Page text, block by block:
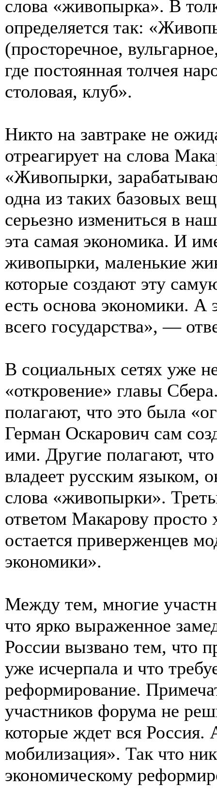
слова «живопырка». В
определяется так:
(просторечное,
где постоянная толчея
столовая, клуб».
Никто на завтраке не
отреагирует на слова
«Живопырки,
одна из таких базовых
серьезно измениться в
эта самая экономика. И
живопырки, маленькие
которые создают эту
есть основа экономики. А
всего государства», —
В социальных сетях уже
«откровение» главы
полагают, что это была
Герман Оскарович сам
ими. Другие полагают,
владеет русским языком,
слова «живопырки».
ответом Макарову просто
остается приверженцев
экономики».
Между тем, многие
что ярко выраженное
России вызвано тем, что
уже исчерпала и что
реформирование.
участников форума не
которые ждет вся Россия.
мобилизация». Так что
экономическому